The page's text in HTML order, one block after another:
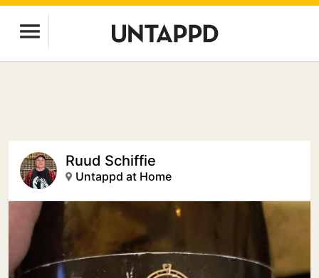
Ruud Schiffie
Untappd at Home